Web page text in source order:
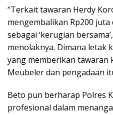
“Terkait tawaran Herdy
mengembalikan Rp200
sebagai ‘kerugian
menolaknya. Dimana letak
yang memberikan tawaran
Meubeler dan pengadaan
Beto pun berharap Polres
profesional dalam